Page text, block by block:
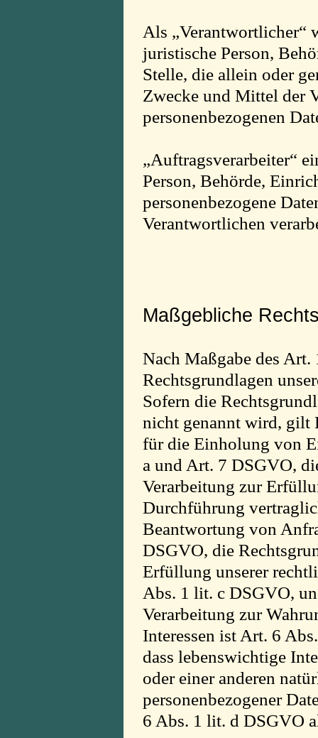
Als „Verantwortlicher“
juristische Person,
Stelle, die allein oder
Zwecke und Mittel der
personenbezogenen
„Auftragsverarbeiter“
Person, Behörde,
personenbezogene
Verantwortlichen
Maßgebliche
Nach Maßgabe des
Rechtsgrundlagen
Sofern die
nicht genannt wird, gilt
für die Einholung von
a und Art. 7 DSGVO,
Verarbeitung zur
Durchführung
Beantwortung von
DSGVO, die
Erfüllung unserer
Abs. 1 lit. c DSGVO,
Verarbeitung zur
Interessen ist Art. 6
dass lebenswichtige
oder einer anderen
personenbezogener
6 Abs. 1 lit. d DSGVO